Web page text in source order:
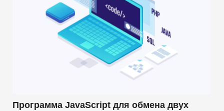
Программа JavaScript для обмена двух